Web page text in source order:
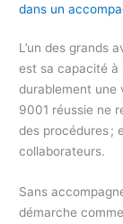
dans un
L’un des grands
est sa capacité à
durablement une
9001 réussie ne
des procédures ;
collaborateurs.
Sans
démarche